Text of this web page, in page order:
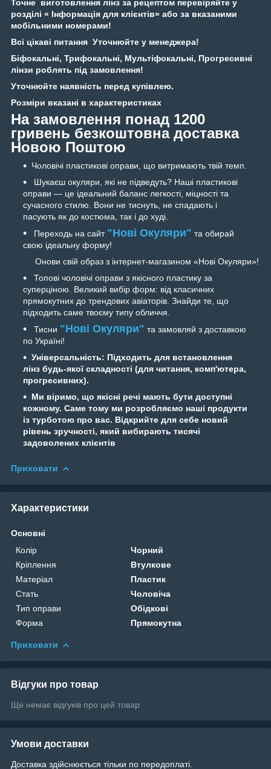
Точне виготовлення лінз за рецептом перевіряйте у
розділі « Інформація для клієнтів» або за вказаними
мобільними номерами!
Всі цікаві питання Уточнюйте у менеджера!
Біфокальні, Трифокальні, Мультіфокальні, Прогресивні
лінзи роблять під замовлення!
Уточнюйте наявність перед купівлею.
Розміри вказані в характеристиках
На замовлення понад 1200
гривень безкоштовна доставка
Новою Поштою
Чоловічі пластикові оправи, що витримають твій темп.
Шукаєш окуляри, які не підведуть? Наші пластикові
оправи — це ідеальний баланс легкості, міцності та
сучасного стилю. Вони не тиснуть, не спадають і
пасують як до костюма, так і до худі.
Переходь на сайт "Нові Окуляри" та обирай
свою ідеальну форму!
Онови свій образ з інтернет-магазином «Нові Окуляри»!
Топові чоловічі оправи з якісного пластику за
суперціною. Великий вибір форм: від класичних
прямокутних до трендових авіаторів. Знайди те, що
підходить саме твоєму типу обличчя.
Тисни "Нові Окуляри" та замовляй з доставкою
по Україні!
Універсальність: Підходить для встановлення
лінз будь-якої складності (для читання, комп'ютера,
прогресивних).
Ми віримо, що якісні речі мають бути доступні
кожному. Саме тому ми розробляємо наші продукти
із турботою про вас. Відкрийте для себе новий
рівень зручності, який вибирають тисячі
задоволених клієнтів
Приховати
Характеристики
Основні
Колір
Чорний
Кріплення
Втулкове
Матеріал
Пластик
Стать
Чоловіча
Тип оправи
Обідкові
Форма
Прямокутна
Приховати
Відгуки про товар
Ще немає відгуків про цей товар
Умови доставки
Доставка здійснюється тільки по передоплаті.